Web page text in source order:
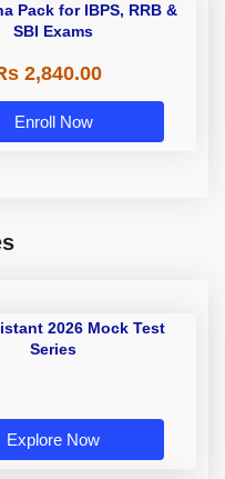
Pack for IBPS, RRB &
SBI Exams
2,840.00
Enroll Now
2026 Mock Test
Series
Explore Now